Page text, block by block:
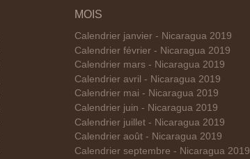
MOIS
Calendrier janvier - Nicaragua 2019
Calendrier février - Nicaragua 2019
Calendrier mars - Nicaragua 2019
Calendrier avril - Nicaragua 2019
Calendrier mai - Nicaragua 2019
Calendrier juin - Nicaragua 2019
Calendrier juillet - Nicaragua 2019
Calendrier août - Nicaragua 2019
Calendrier septembre - Nicaragua 2019